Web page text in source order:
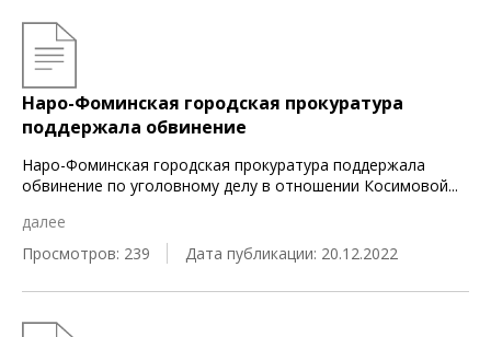
Наро-Фоминская городская прокуратура
поддержала обвинение
Наро-Фоминская городская прокуратура поддержала
обвинение по уголовному делу в отношении Косимовой...
далее
Просмотров: 239
Дата публикации: 20.12.2022